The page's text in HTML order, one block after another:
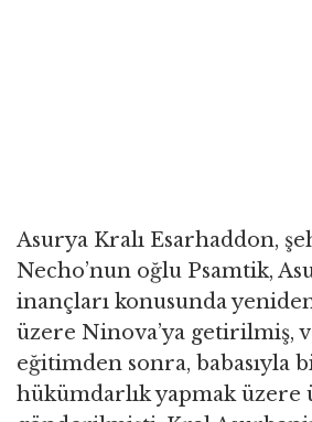
Asurya Kralı Esarhaddon,
Necho’nun oğlu Psamtik,
inançları konusunda
üzere Ninova’ya getirilmiş,
eğitimden sonra, babasıyla
hükümdarlık yapmak üzere